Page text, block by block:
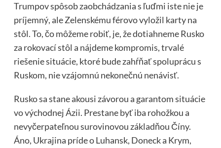
Trumpov spôsob zaobchádzania s ľuďmi iste nie je
príjemný, ale Zelenskému férovo vyložil karty na
stôl. To, čo môžeme robiť, je, že dotiahneme Rusko
za rokovací stôl a nájdeme kompromis, trvalé
riešenie situácie, ktoré bude zahŕňať spoluprácu s
Ruskom, nie vzájomnú nekonečnú nenávisť.
Rusko sa stane akousi závorou a garantom situácie
vo východnej Ázii. Prestane byť iba rohožkou a
nevyčerpateľnou surovinovou základňou Číny.
Áno, Ukrajina príde o Luhansk, Doneck a Krym,